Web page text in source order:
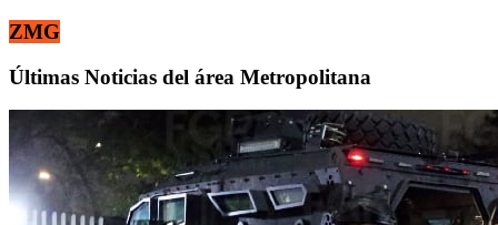
ZMG
Últimas Noticias del área Metropolitana